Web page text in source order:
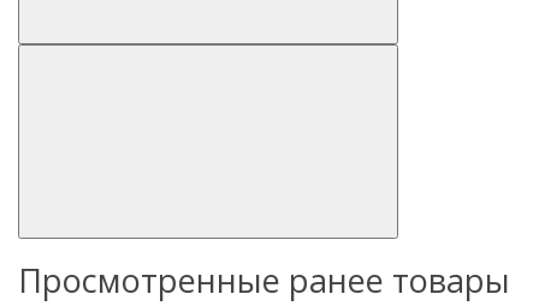
Просмотренные ранее товары